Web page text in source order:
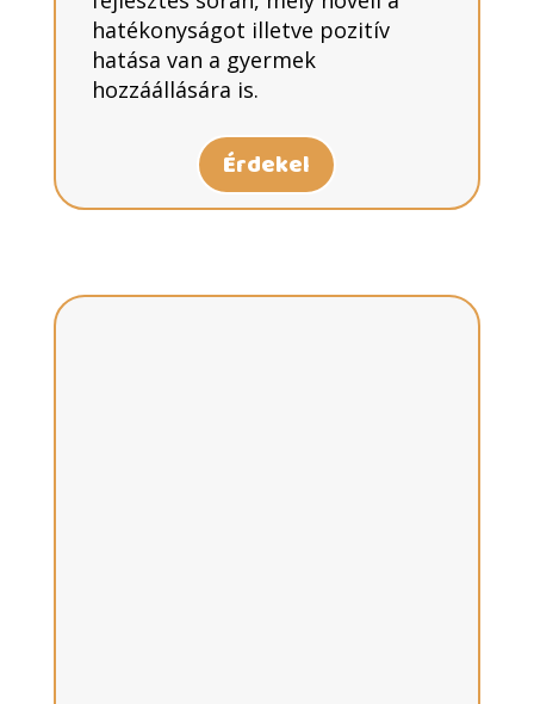
hatékonyságot illetve pozitív
hatása van a gyermek
hozzáállására is.
Érdekel